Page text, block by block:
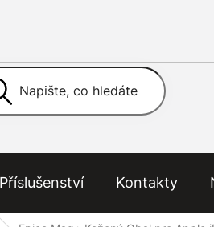
Příslušenství Kontakty